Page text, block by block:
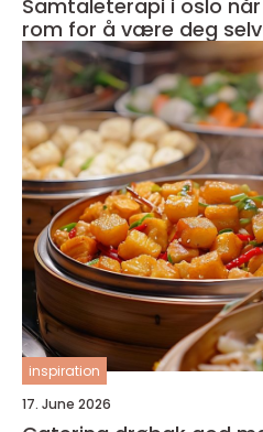
Samtaleterapi i oslo når du trenger et trygt
rom for å være deg selv
inspiration
17. June 2026